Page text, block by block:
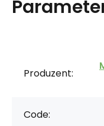
Produzent:
Code: